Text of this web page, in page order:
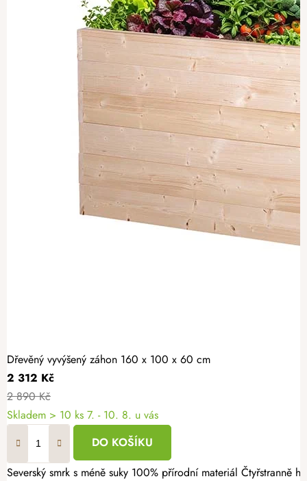
Dřevěný vyvýšený záhon 160 x 100 x 60 cm
2 312 Kč
2 890 Kč
Skladem > 10 ks 7. - 10. 8. u vás
DO KOŠÍKU
Severský smrk s méně suky 100% přírodní materiál Čtyřstranně hoblovaný masiv Dopřejte si radost z vlastní úrody a vytvořte si zahrádku přesně podle svých představ. Dřevěný vyvýšený záhon 160 × 100 × 60